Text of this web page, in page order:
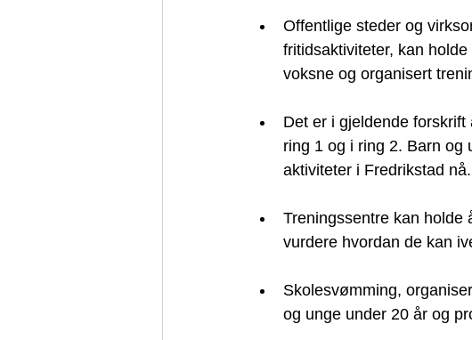
Offentlige steder og
fritidsaktiviteter, kan
voksne og organisert
Det er i gjeldende
ring 1 og i ring 2. Barn og
aktiviteter i Fredrikstad nå.
Treningssentre kan holde
vurdere hvordan de kan
Skolesvømming,
og unge under 20 år og